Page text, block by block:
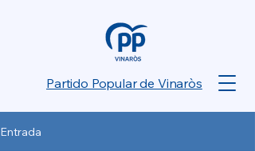
Partido Popular de Vinaròs
Entrada